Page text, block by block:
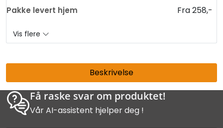
Pakke levert hjem Fra 258,-
Vis flere
Beskrivelse
Få raske svar om produktet!
Vår AI-assistent hjelper deg !